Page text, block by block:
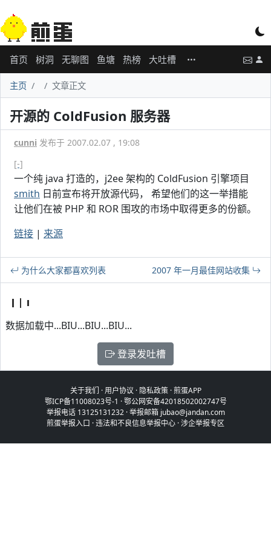
首页 树洞 无聊图 鱼塘 热榜 大吐槽
主页 文章正文
开源的 ColdFusion 服务器
cunni 发布于 2007.02.07 , 19:08
[-]
一个纯 java 打造的，j2ee 架构的 ColdFusion 引擎项目
smith 日前宣布将开放源代码， 希望他们的这一举措能
让他们在被 PHP 和 ROR 围攻的市场中取得更多的份额。
链接 | 来源
为什么大家都喜欢列表 2007 年一月最佳网站收集
数据加载中...BIU...BIU...BIU...
登录发吐槽
关于我们 ·用户协议 · 隐私政策·煎蛋APP
鄂ICP备11008023号-1 ·鄂公网安备42018502002747号
举报电话 13125131232 · 举报邮箱 jubao@jandan.com
煎蛋举报入口 ·违法和不良信息举报中心 ·涉企举报专区